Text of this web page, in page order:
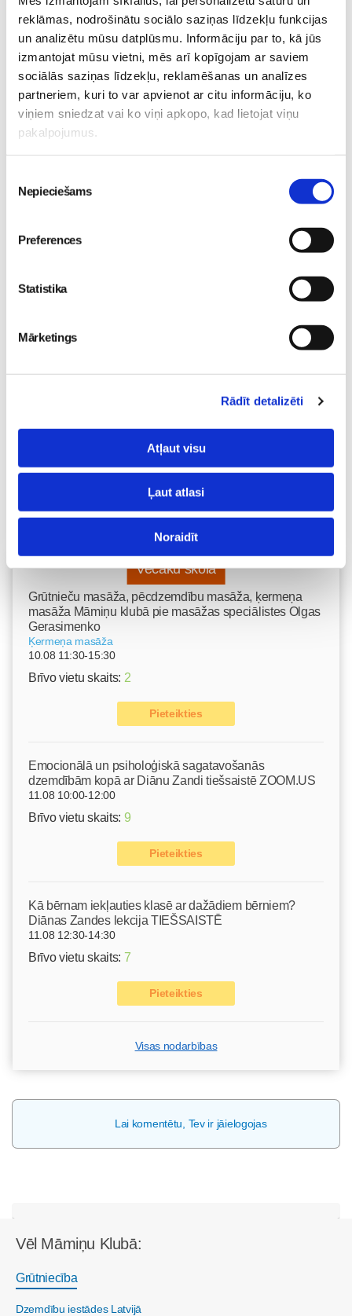
reklāmas, nodrošinātu sociālo saziņas līdzekļu funkcijas
un analizētu mūsu datplūsmu. Informāciju par to, kā jūs
izmantojat mūsu vietni, mēs arī kopīgojam ar saviem
sociālās saziņas līdzekļu, reklamēšanas un analīzes
partneriem, kuri to var apvienot ar citu informāciju, ko
viņiem sniedzat vai ko viņi apkopo, kad lietojat viņu
pakalpojumus.
izvēle
Nepieciešams
Preferences
Statistika
Mārketings
Rādīt detalizēti
Atļaut visu
Ļaut atlasi
Noraidīt
5 svarīgi soļi, lai bērns
skolā atgrieztos vesels un
gatavs mācībām
06. Aug 10:24
No 16. oktobra atvērsies
durvis uz divām
Brokastu sezonu 9.
03. Aug 16:09
Vecāku skola
Grūtnieču masāža, pēcdzemdību masāža, ķermeņa
masāža Māmiņu klubā pie masāžas speciālistes Olgas
Gerasimenko
Ķermeņa masāža
10.08 11:30-15:30
Brīvo vietu skaits: 2
Pieteikties
Emocionālā un psiholoģiskā sagatavošanās
dzemdībām kopā ar Diānu Zandi tiešsaistē ZOOM.US
11.08 10:00-12:00
Brīvo vietu skaits: 9
Pieteikties
Kā bērnam iekļauties klasē ar dažādiem bērniem?
Diānas Zandes lekcija TIEŠSAISTĒ
11.08 12:30-14:30
Brīvo vietu skaits: 7
Pieteikties
Visas nodarbības
Lai komentētu, Tev ir jāielogojas
Vēl Māmiņu Klubā:
Grūtniecība
Dzemdību iestādes Latvijā